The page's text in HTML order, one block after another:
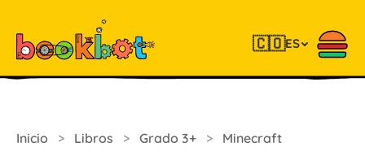
🇨🇴ES
Inicio > Libros > Grado 3+ > Minecraft